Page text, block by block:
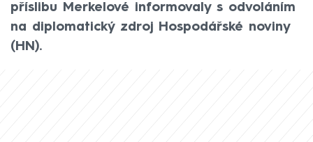
příslibu Merkelové informovaly s odvoláním
na diplomatický zdroj Hospodářské noviny
(HN).